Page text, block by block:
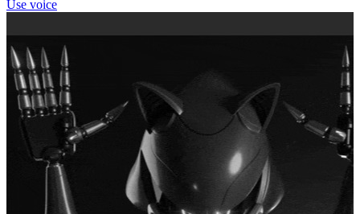
Use voice